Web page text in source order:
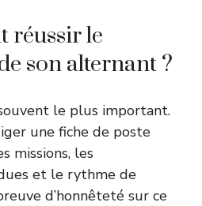
réussir le
son alternant ?
le plus important.
une fiche de poste
missions, les
et le rythme de
d’honnêteté sur ce